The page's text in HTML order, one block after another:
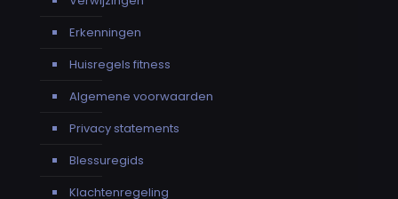
Erkenningen
Huisregels fitness
Algemene voorwaarden
Privacy statements
Blessuregids
Klachtenregeling